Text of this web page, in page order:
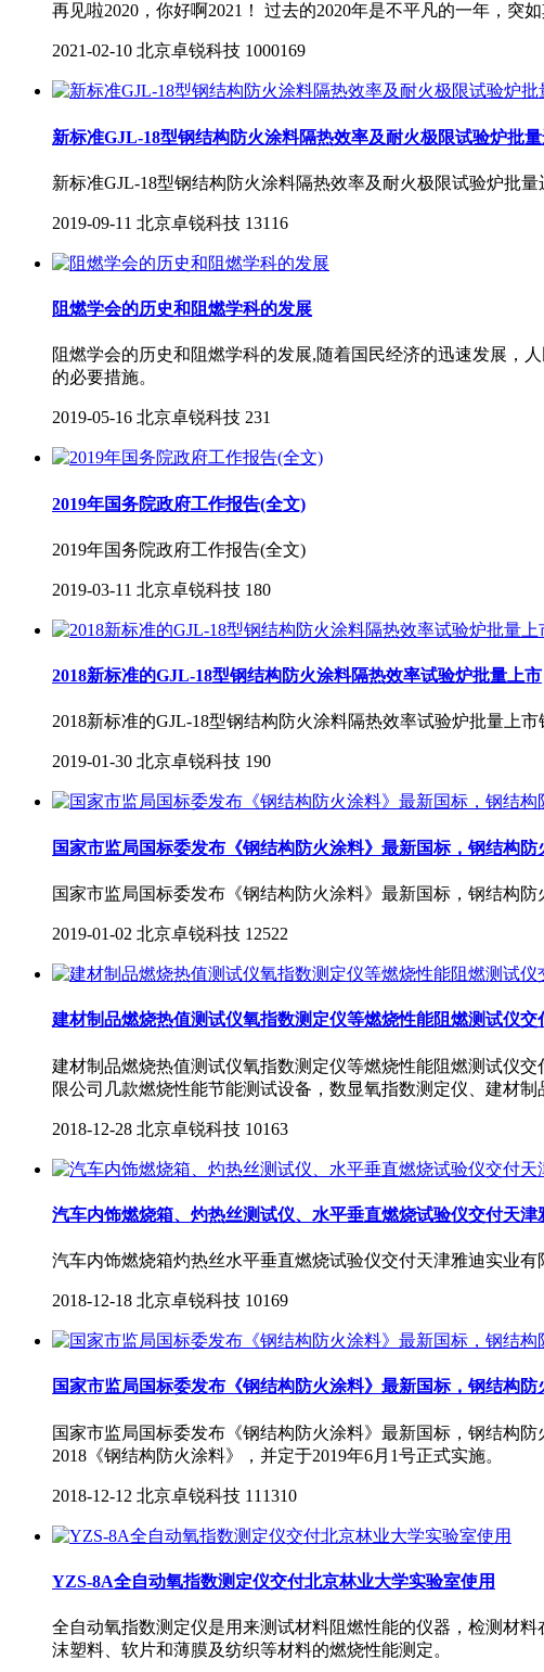
再见啦2020，你好啊2021！ 过去的2020年是不平凡的一年，突
2021-02-10 北京卓锐科技 1000169
新标准GJL-18型钢结构防火涂料隔热效率及耐火极限试验炉批量
新标准GJL-18型钢结构防火涂料隔热效率及耐火极限试验炉批
2019-09-11 北京卓锐科技 13116
阻燃学会的历史和阻燃学科的发展
阻燃学会的历史和阻燃学科的发展,随着国民经济的迅速发展，
的必要措施。
2019-05-16 北京卓锐科技 231
2019年国务院政府工作报告(全文)
2019年国务院政府工作报告(全文)
2019-03-11 北京卓锐科技 180
2018新标准的GJL-18型钢结构防火涂料隔热效率试验炉批量上市
2018新标准的GJL-18型钢结构防火涂料隔热效率试验炉批量上
2019-01-30 北京卓锐科技 190
国家市监局国标委发布《钢结构防火涂料》最新国标，钢结构
国家市监局国标委发布《钢结构防火涂料》最新国标，钢结构
2019-01-02 北京卓锐科技 12522
建材制品燃烧热值测试仪氧指数测定仪等燃烧性能阻燃测试仪交
建材制品燃烧热值测试仪氧指数测定仪等燃烧性能阻燃测试仪
限公司几款燃烧性能节能测试设备，数显氧指数测定仪、建材
2018-12-28 北京卓锐科技 10163
汽车内饰燃烧箱、灼热丝测试仪、水平垂直燃烧试验仪交付天津
汽车内饰燃烧箱灼热丝水平垂直燃烧试验仪交付天津雅迪实业有
2018-12-18 北京卓锐科技 10169
国家市监局国标委发布《钢结构防火涂料》最新国标，钢结构
国家市监局国标委发布《钢结构防火涂料》最新国标，钢结构
2018《钢结构防火涂料》，并定于2019年6月1号正式实施。
2018-12-12 北京卓锐科技 111310
YZS-8A全自动氧指数测定仪交付北京林业大学实验室使用
全自动氧指数测定仪是用来测试材料阻燃性能的仪器，检测材
沫塑料、软片和薄膜及纺织等材料的燃烧性能测定。